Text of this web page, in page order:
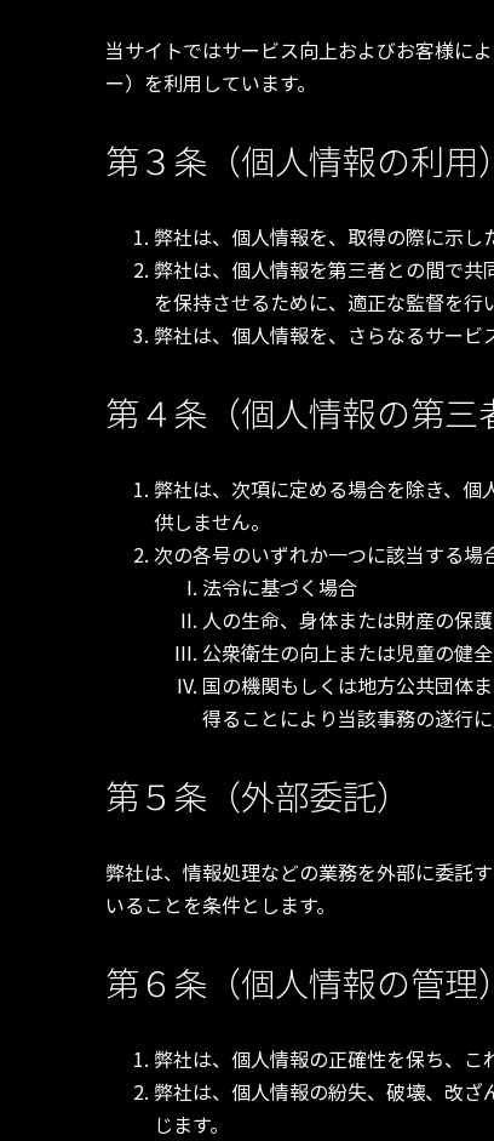
当サイトではサービス向上およびお客様に
ー）を利用しています。
第３条（個人情報の利用）
弊社は、個人情報を、取得の際に示し
弊社は、個人情報を第三者との間で
を保持させるために、適正な監督を行
弊社は、個人情報を、さらなるサービ
第４条（個人情報の第三
弊社は、次項に定める場合を除き、
供しません。
次の各号のいずれか一つに該当する場
法令に基づく場合
人の生命、身体または財産の保
公衆衛生の向上または児童の健
国の機関もしくは地方公共団体
得ることにより当該事務の遂行
第５条（外部委託）
弊社は、情報処理などの業務を外部に委託
いることを条件とします。
第６条（個人情報の管理）
弊社は、個人情報の正確性を保ち、こ
弊社は、個人情報の紛失、破壊、改
じます。